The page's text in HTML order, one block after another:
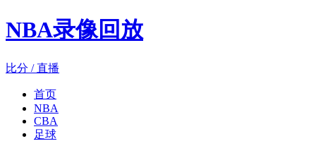
NBA录像回放
比分 / 直播
首页
NBA
CBA
足球